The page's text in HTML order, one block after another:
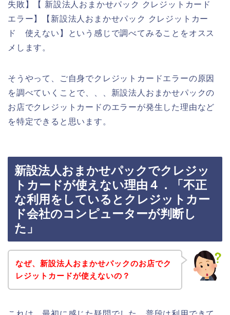
失敗】【 新設法人おまかせパック クレジットカード
エラー】【新設法人おまかせパック クレジットカー
ド 使えない】という感じで調べてみることをオスス
メします。
そうやって、ご自身でクレジットカードエラーの原因
を調べていくことで、、、新設法人おまかせパックの
お店でクレジットカードのエラーが発生した理由など
を特定できると思います。
新設法人おまかせパックでクレジッ
トカードが使えない理由４．「不正
な利用をしているとクレジットカー
ド会社のコンピューターが判断し
た」
なぜ、新設法人おまかせパックのお店でク
レジットカードが使えないの？